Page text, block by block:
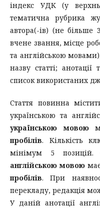
індекс УДК (у
тематична рубрика
автора(-ів) (не більше
вчене звання, місце
та англійською
назву статті; анотації
cписок використаних
Стаття повинна
українською та
українською мовою
пробілів. Кількість
мінімум 5 позицій.
англійською мовою
пробілів. При
перекладу, редакція
У даній анотації